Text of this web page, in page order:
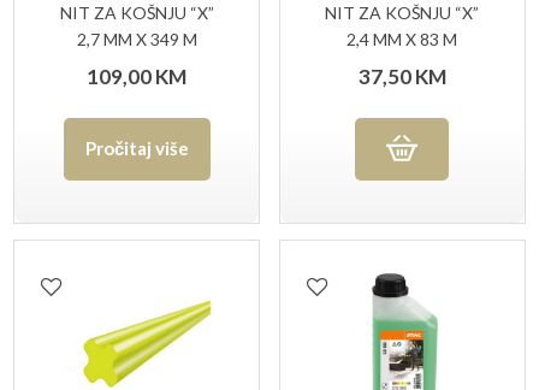
NIT ZA KOŠNJU “X”
2,7 MM X 349 M
109,00KM
Pročitaj više
NIT ZA KOŠNJU “X”
2,4 MM X 83 M
37,50KM